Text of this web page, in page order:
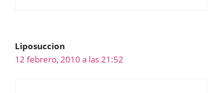
Liposuccion
12 febrero, 2010 a las 21:52